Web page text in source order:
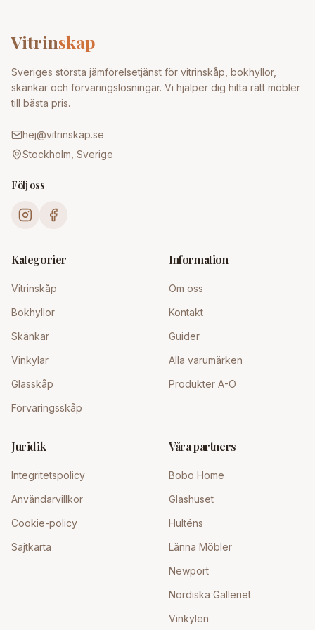
Vitrinskap
Sveriges största jämförelsetjänst för vitrinskåp, bokhyllor,
skänkar och förvaringslösningar. Vi hjälper dig hitta rätt möbler
till bästa pris.
hej@vitrinskap.se
Stockholm, Sverige
Följ oss
Kategorier
Vitrinskåp
Bokhyllor
Skänkar
Vinkylar
Glasskåp
Förvaringsskåp
Information
Om oss
Kontakt
Guider
Alla varumärken
Produkter A-Ö
Juridik
Integritetspolicy
Användarvillkor
Cookie-policy
Sajtkarta
Våra partners
Bobo Home
Glashuset
Hulténs
Länna Möbler
Newport
Nordiska Galleriet
Vinkylen